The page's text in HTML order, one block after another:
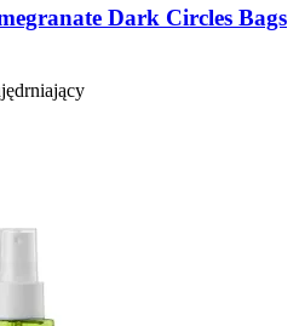
Dark Circles Bags